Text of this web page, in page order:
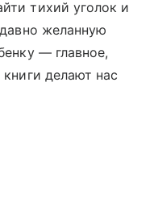
тихий уголок и
желанную
— главное,
делают нас